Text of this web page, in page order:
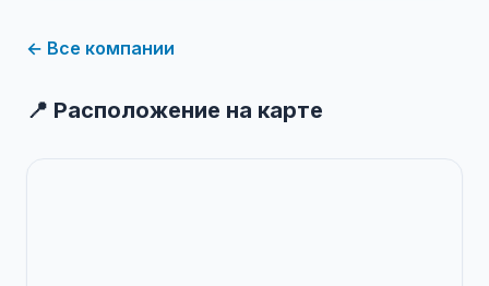
← Все компании
📍 Расположение на карте